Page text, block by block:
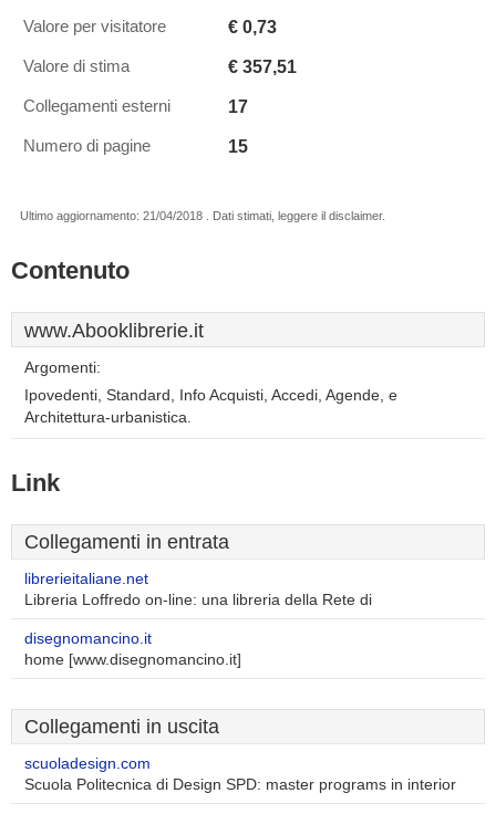
Valore per visitatore € 0,73
Valore di stima € 357,51
Collegamenti esterni 17
Numero di pagine 15
Ultimo aggiornamento: 21/04/2018 . Dati stimati, leggere il disclaimer.
Contenuto
www.Abooklibrerie.it
Argomenti:
Ipovedenti, Standard, Info Acquisti, Accedi, Agende, e
Architettura-urbanistica.
Link
Collegamenti in entrata
librerieitaliane.net
Libreria Loffredo on-line: una libreria della Rete di
disegnomancino.it
home [www.disegnomancino.it]
Collegamenti in uscita
scuoladesign.com
Scuola Politecnica di Design SPD: master programs in interior